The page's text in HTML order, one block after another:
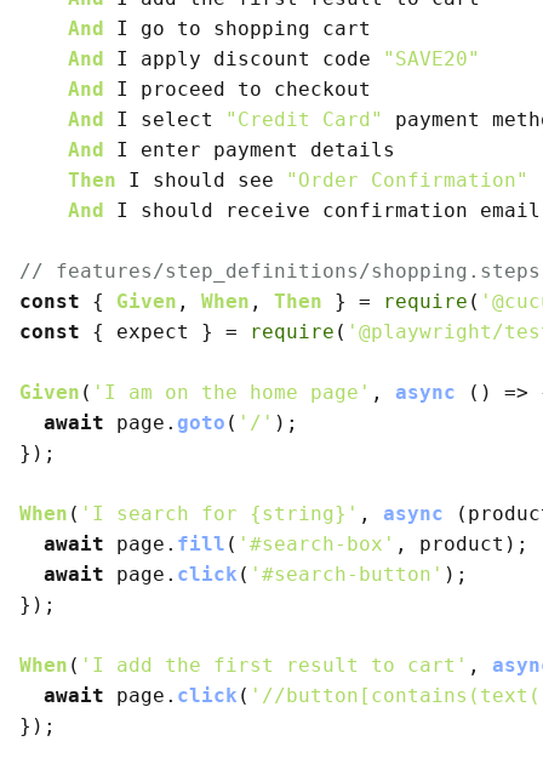
And I go to shopping cart
And I apply discount code
"SAVE20"
And I proceed to checkout
And I select "Credit Card"
payment
And I enter payment details
Then I should see
"Order Confirmation"
And I should receive confirmation email
// features/step_definitions/
const { Given , When , Then } = require (
const { expect } = require ( '@playwright/
Given ( 'I am on the home page' , async () =>
await page. goto ( '/' );
});
When ( 'I search for {string}' , async
await page. fill ( '#search-box' , product);
await page. click ( '#search-button' );
});
When ( 'I add the first result to cart' ,
await page. click ( '//
});